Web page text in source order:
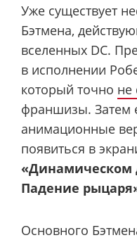
Уже существует
Бэтмена,
вселенных DC.
в исполнении
который точно не
франшизы. Затем
анимационные
появиться в
«Динамическом
Падение
Основного